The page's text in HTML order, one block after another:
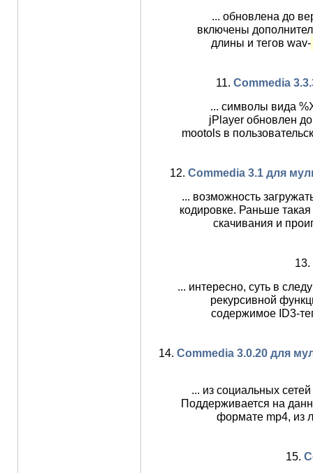
... обновлена до
включены
длины и тегов wav-
11. Commedia
... символы вида
jPlayer обновлен
mootols в
12. Commedia 3.1 для
... возможность
кодировке. Раньше
скачивания и
13.
... интересно, суть в
рекурсивной
содержимое ID3-
14. Commedia 3.0.20 для
... из социальных
Поддерживается на
формате mp4, из
15.